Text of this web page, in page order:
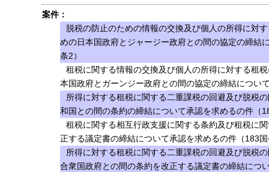
案件：
脱税の防止のための情報の交換及び個人の所得に対
めの日本国政府とジャージー政府との間の協定の締結
条2）
租税に関する情報の交換及び個人の所得に対する租
本国政府とガーンジー政府との間の協定の締結につい
所得に対する租税に関する二重課税の回避及び脱税
和国との間の条約の締結について承認を求めるの件（
租税に関する相互行政支援に関する条約及び租税に
正する議定書の締結について承認を求めるの件（183
所得に対する租税に関する二重課税の回避及び脱税
合衆国政府との間の条約を改正する議定書の締結につ